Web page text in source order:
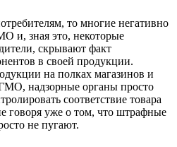
то многие негативно
и, зная это, некоторые
скрывают факт
в своей продукции.
на полках магазинов и
надзорные органы просто
соответствие товара
говоря уже о том, что штрафные
не пугают.